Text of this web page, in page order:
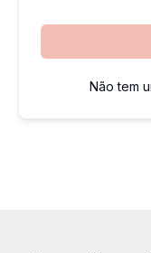
Não tem